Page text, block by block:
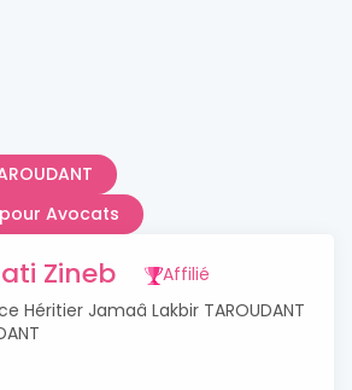
Avocats
Zineb
Affilié
Héritier Jamaâ Lakbir TAROUDANT